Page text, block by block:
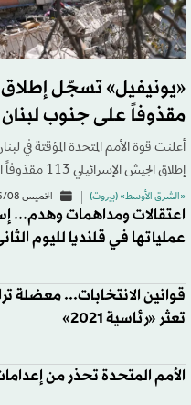
مقذوفاً على جنوب لبنان
أعلنت قوة الأمم المتحدة المؤقتة في
إطلاق الجيش الإسرائيلي 113 مقذوفاً الأربعاء على جنوب لبنان.
«الشرق الأوسط» (بيروت) الخميس 06/08 - 15:07
اعتقالات ومداهمات وهدم...
عملياتها في قلنديا لليوم
قوانين الانتخابات... معضلة
تعثر «رئاسية 2021»
الأمم المتحدة تحذر من